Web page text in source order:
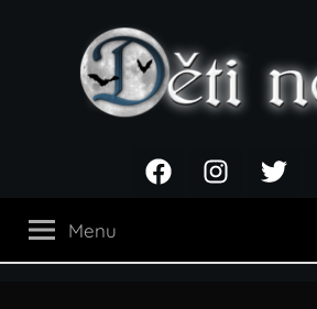
noci
FacebookInstagramTwitter
Menu